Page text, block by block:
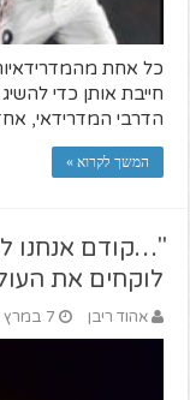
כל אחת
חייבת אותן כדי
הדרבי המדרידאי,
המשך לקרוא »
"…קודם אנחנו
לוקחים את
אהוד ריבן 7 במרץ 2021